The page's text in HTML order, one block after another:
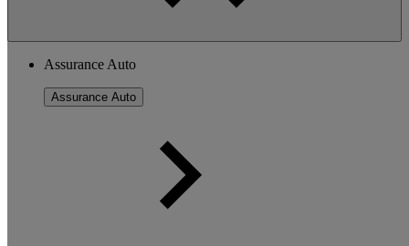
Assurance Auto
Assurance Auto